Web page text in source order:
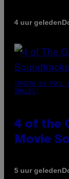
4 uur geleden
(PHOTO BY POOL
IMAGES)
4 of the
Movie
5 uur geleden